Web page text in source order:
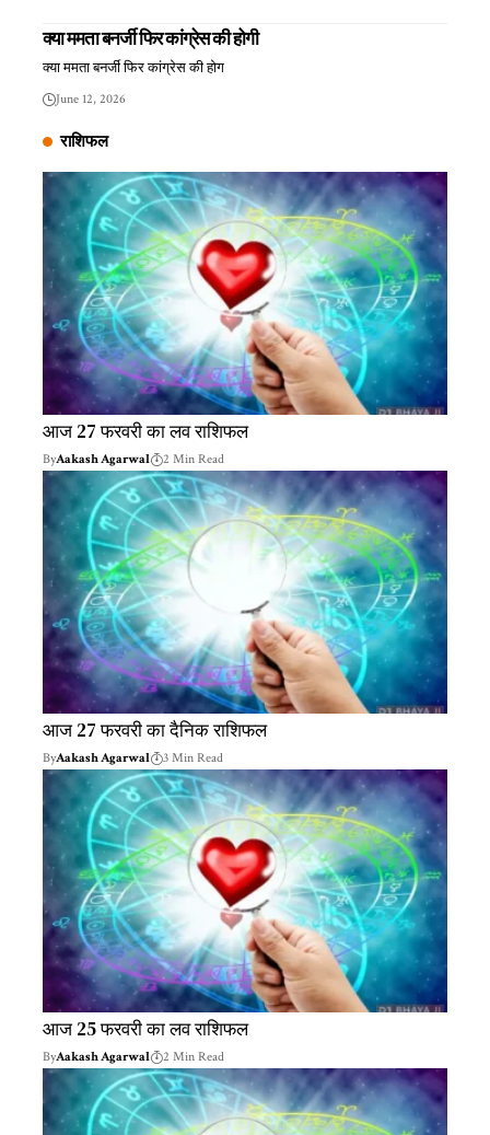
क्या ममता बनर्जी फिर कांग्रेस की होगी
क्या ममता बनर्जी फिर कांग्रेस की होग
June 12, 2026
राशिफल
आज 27 फरवरी का लव राशिफल
ByAakash Agarwal 2 Min Read
आज 27 फरवरी का दैनिक राशिफल
ByAakash Agarwal 3 Min Read
आज 25 फरवरी का लव राशिफल
ByAakash Agarwal 2 Min Read